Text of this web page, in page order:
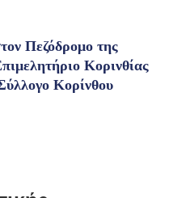
Πεζόδρομο της
Κορινθίας
Κορίνθου